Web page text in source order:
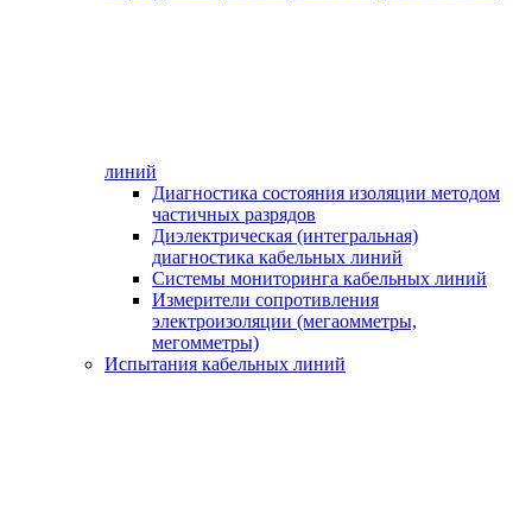
линий
Диагностика состояния изоляции методом
частичных разрядов
Диэлектрическая (интегральная)
диагностика кабельных линий
Системы мониторинга кабельных линий
Измерители сопротивления
электроизоляции (мегаомметры,
мегомметры)
Испытания кабельных линий